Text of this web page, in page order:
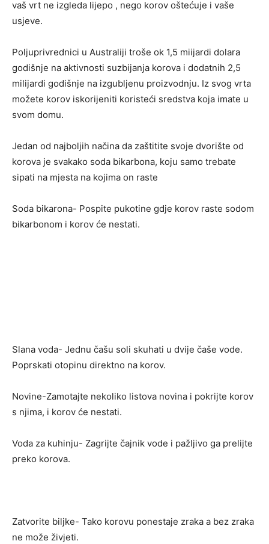
vaš vrt ne izgleda lijepo , nego korov oštećuje i vaše
usjeve.
Poljuprivrednici u Australiji troše ok 1,5 miijardi dolara
godišnje na aktivnosti suzbijanja korova i dodatnih 2,5
milijardi godišnje na izgubljenu proizvodnju. Iz svog vrta
možete korov iskorijeniti koristeći sredstva koja imate u
svom domu.
Jedan od najboljih načina da zaštitite svoje dvorište od
korova je svakako soda bikarbona, koju samo trebate
sipati na mjesta na kojima on raste
Soda bikarona- Pospite pukotine gdje korov raste sodom
bikarbonom i korov će nestati.
Slana voda- Jednu čašu soli skuhati u dvije čaše vode.
Poprskati otopinu direktno na korov.
Novine-Zamotajte nekoliko listova novina i pokrijte korov
s njima, i korov će nestati.
Voda za kuhinju- Zagrijte čajnik vode i pažljivo ga prelijte
preko korova.
Zatvorite biljke- Tako korovu ponestaje zraka a bez zraka
ne može živjeti.